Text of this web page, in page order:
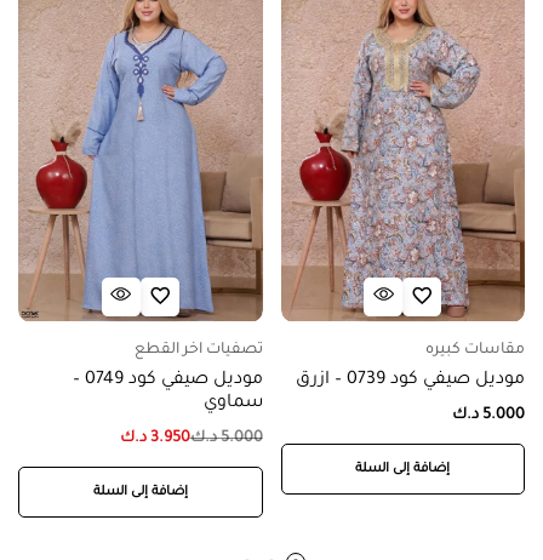
مقاسات كبيره
موديل صيفي كود 0739 – ازرق
5.000 د.ك
إضافة إلى السلة
تصفيات اخر القطع
موديل صيفي كود 0749 –
سماوي
5.000 د.ك3.950 د.ك
إضافة إلى السلة